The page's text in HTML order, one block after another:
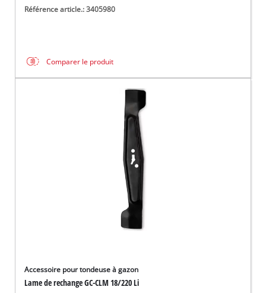
Référence article.: 3405980
Comparer le produit
Accessoire pour tondeuse à gazon
Lame de rechange GC-CLM 18/220 Li